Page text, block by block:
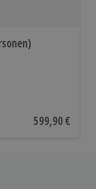
Aktueller Preis
599,90 €